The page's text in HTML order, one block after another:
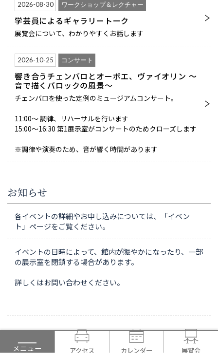
2026-08-30 ワークショップ＆レクチャー
学芸員によるギャラリートーク
展覧会について、わかりやすくお話します
2026-10-25 コンサート
響き合うチェンバロとオーボエ、ヴァイオリン ～
音で描くバロックの風景～
チェンバロを使った定例のミュージアムコンサート。
11:00〜 調律、リハーサルを行います
15:00〜16:30 第1展示室がコンサートのためクローズします
※調律や演奏のため、音が響く時間があります
お知らせ
各イベントの詳細やお申し込みについては、「イベン
ト」ページをご覧ください。
イベントの日時によって、館内が賑やかになったり、一部
の展示室を閉鎖する場合があります。
詳しくはお問い合わせください。
施設案内
メニュー アクセス カレンダー 展覧会